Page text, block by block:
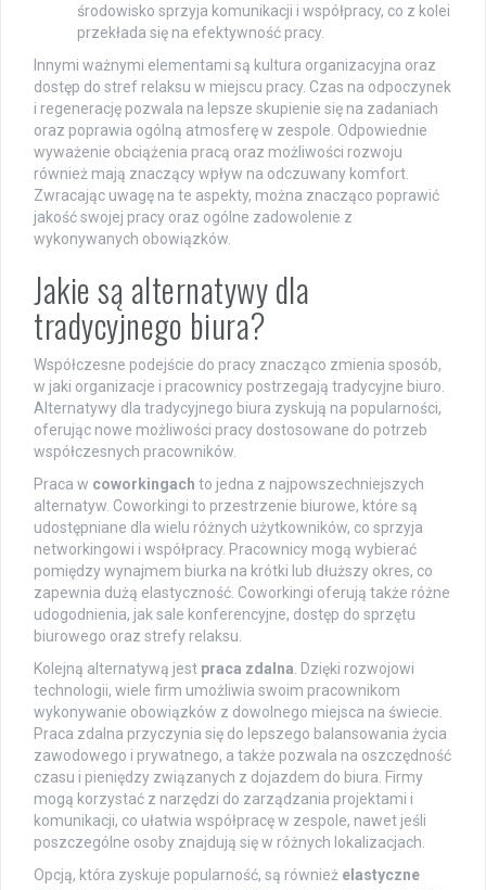
środowisko sprzyja komunikacji i współpracy, co z kolei
przekłada się na efektywność pracy.
Innymi ważnymi elementami są kultura organizacyjna oraz
dostęp do stref relaksu w miejscu pracy. Czas na odpoczynek
i regenerację pozwala na lepsze skupienie się na zadaniach
oraz poprawia ogólną atmosferę w zespole. Odpowiednie
wyważenie obciążenia pracą oraz możliwości rozwoju
również mają znaczący wpływ na odczuwany komfort.
Zwracając uwagę na te aspekty, można znacząco poprawić
jakość swojej pracy oraz ogólne zadowolenie z
wykonywanych obowiązków.
Jakie są alternatywy dla
tradycyjnego biura?
Współczesne podejście do pracy znacząco zmienia sposób,
w jaki organizacje i pracownicy postrzegają tradycyjne biuro.
Alternatywy dla tradycyjnego biura zyskują na popularności,
oferując nowe możliwości pracy dostosowane do potrzeb
współczesnych pracowników.
Praca w coworkingach to jedna z najpowszechniejszych
alternatyw. Coworkingi to przestrzenie biurowe, które są
udostępniane dla wielu różnych użytkowników, co sprzyja
networkingowi i współpracy. Pracownicy mogą wybierać
pomiędzy wynajmem biurka na krótki lub dłuższy okres, co
zapewnia dużą elastyczność. Coworkingi oferują także różne
udogodnienia, jak sale konferencyjne, dostęp do sprzętu
biurowego oraz strefy relaksu.
Kolejną alternatywą jest praca zdalna . Dzięki rozwojowi
technologii, wiele firm umożliwia swoim pracownikom
wykonywanie obowiązków z dowolnego miejsca na świecie.
Praca zdalna przyczynia się do lepszego balansowania życia
zawodowego i prywatnego, a także pozwala na oszczędność
czasu i pieniędzy związanych z dojazdem do biura. Firmy
mogą korzystać z narzędzi do zarządzania projektami i
komunikacji, co ułatwia współpracę w zespole, nawet jeśli
poszczególne osoby znajdują się w różnych lokalizacjach.
Opcją, która zyskuje popularność, są również elastyczne